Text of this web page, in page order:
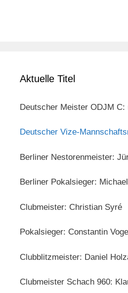
Aktuelle Titel
Deutscher Meister ODJM
Deutscher Vize-
Berliner Nestorenmeister:
Berliner Pokalsieger:
Clubmeister: Christian Syré
Pokalsieger: Constantin Vogel
Clubblitzmeister: Daniel
Clubmeister Schach 960: